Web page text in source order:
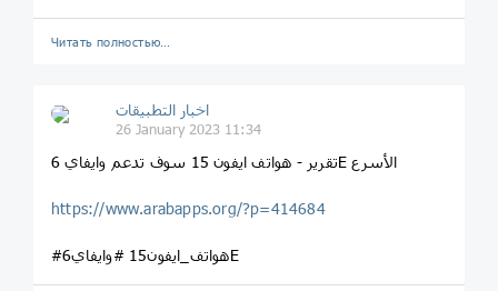
Читать полностью…
اخبار التطبيقات
26 January 2023 11:34
تقرير - هواتف ايفون 15 سوف تدعم وايفاي 6E الأسرع
https://www.arabapps.org/?p=414684
#هواتف_ايفون15 #وايفاي6E